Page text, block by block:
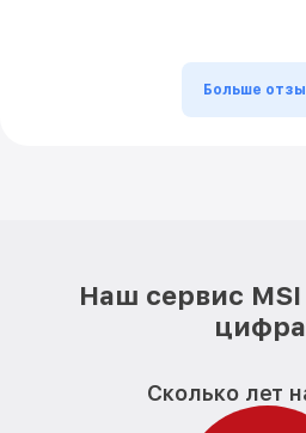
Больше
Наш сервис
Сколько лет